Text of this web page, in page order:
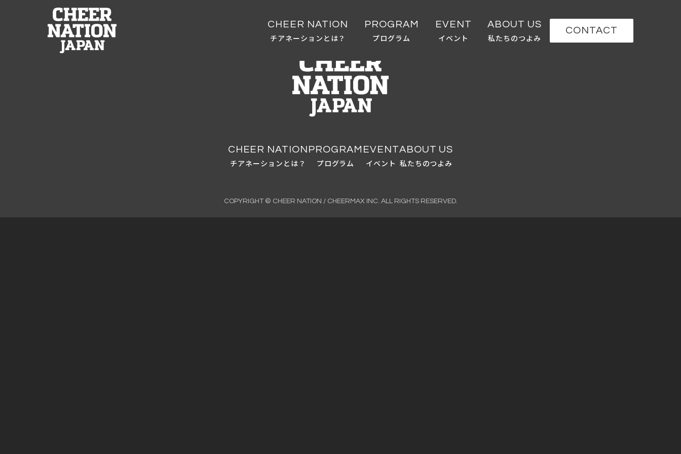
CHEER NATION
チアネーションとは？
PROGRAM
プログラム
EVENT
イベント
ABOUT US
私たちのつよみ
CONTACT
この中に処理を書く
CHEER NATION
チアネーションとは？
PROGRAM
プログラム
EVENT
イベント
ABOUT US
私たちのつよみ
COPYRIGHT © CHEER NATION / CHEERMAX INC. ALL RIGHTS RESERVED.